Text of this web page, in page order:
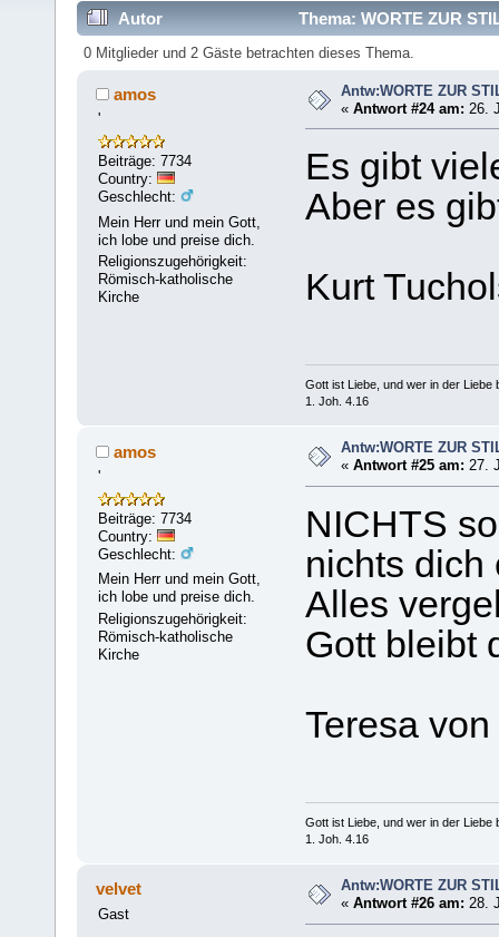
Autor Thema: WORTE ZUR
0 Mitglieder und 2 Gäste betrachten dieses Thema.
amos
'
Beiträge: 7734
Country:
Geschlecht:
Mein Herr und mein Gott,
ich lobe und preise dich.
Religionszugehörigkeit:
Römisch-katholische
Kirche
Antw:WORTE ZUR
«Antwort #24 am: 26.
Es gibt
Aber es
Kurt
Gott ist Liebe, und wer in der Liebe
1. Joh. 4.16
amos
'
Beiträge: 7734
Country:
Geschlecht:
Mein Herr und mein Gott,
ich lobe und preise dich.
Religionszugehörigkeit:
Römisch-katholische
Kirche
Antw:WORTE ZUR
«Antwort #25 am: 27.
NICHTS
nichts dich
Alles
Gott bleibt
Teresa
Gott ist Liebe, und wer in der Liebe
1. Joh. 4.16
velvet
Gast
Antw:WORTE ZUR
«Antwort #26 am: 28.